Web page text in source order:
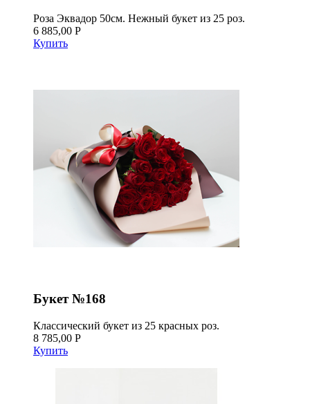
Роза Эквадор 50см. Нежный букет из 25 роз.
6 885,00 Р
Купить
Букет №168
Классический букет из 25 красных роз.
8 785,00 Р
Купить